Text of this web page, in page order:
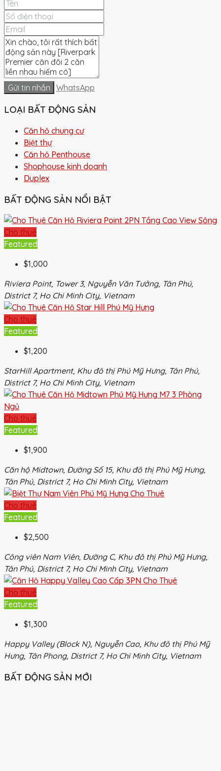
Gửi tin nhắn WhatsApp
LOẠI BẤT ĐỘNG SẢN
Căn hộ chung cư
Biệt thự
Căn hộ Penthouse
Shophouse kinh doanh
Duplex
BẤT ĐỘNG SẢN NỔI BẬT
Cho thuê
Featured
$1,000
Riviera Point, Tower 3, Nguyễn Văn Tưởng, Tân Phú,
District 7, Ho Chi Minh City, Vietnam
Cho thuê
Featured
$1,200
StarHill Apartment, Khu đô thị Phú Mỹ Hưng, Tân Phú,
District 7, Ho Chi Minh City, Vietnam
Cho thuê
Featured
$1,900
Căn hộ Midtown, Đường Số 15, Khu đô thị Phú Mỹ Hưng,
Tân Phú, District 7, Ho Chi Minh City, Vietnam
Cho thuê
Featured
$2,500
Công viên Nam Viên, Đường C, Khu đô thị Phú Mỹ Hưng,
Tân Phú, District 7, Ho Chi Minh City, Vietnam
Cho thuê
Featured
$1,300
Happy Valley (Block N), Nguyễn Cao, Khu đô thị Phú Mỹ
Hưng, Tân Phong, District 7, Ho Chi Minh City, Vietnam
BẤT ĐỘNG SẢN MỚI